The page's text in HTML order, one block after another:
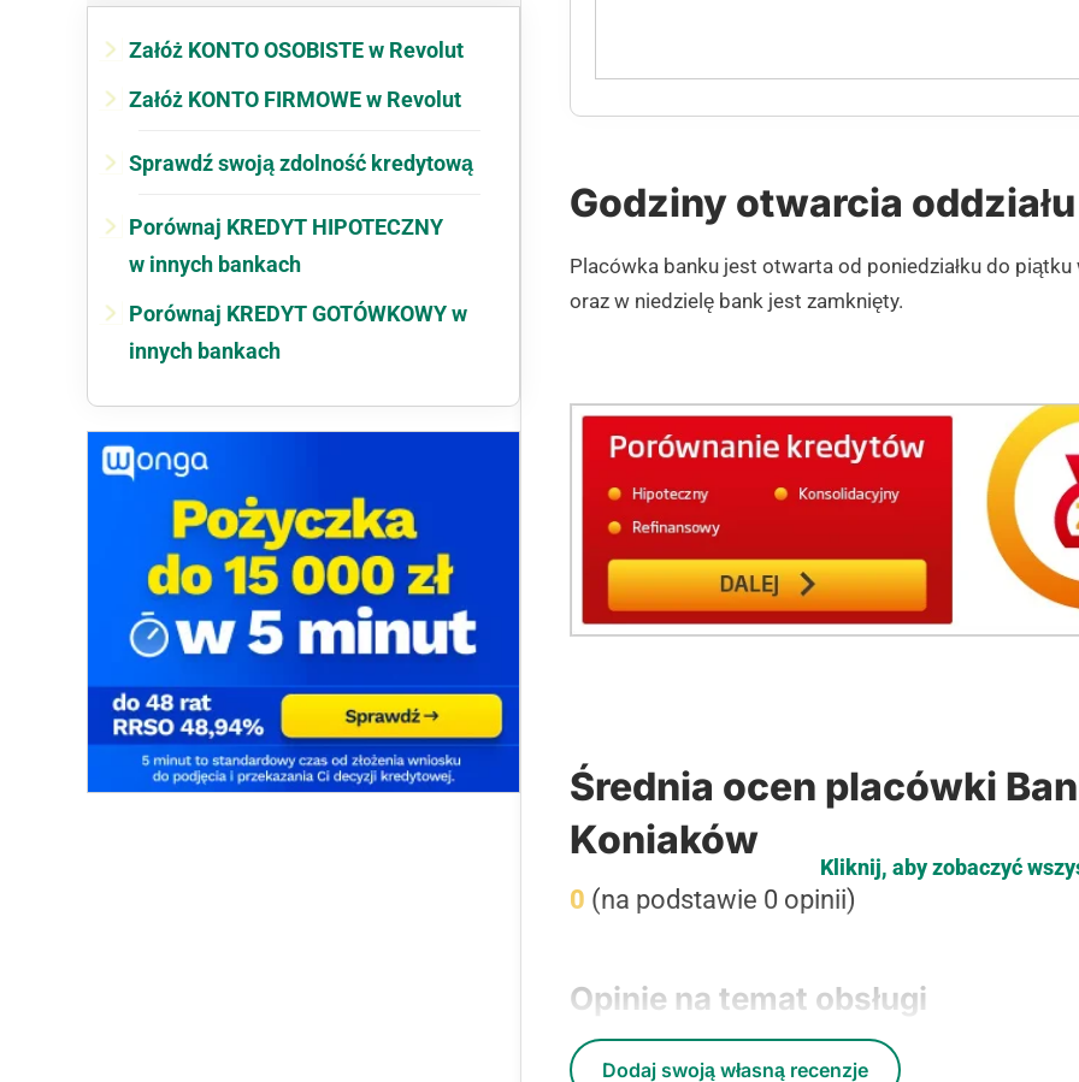
Załóż KONTO OSOBISTE w Revolut
Załóż KONTO FIRMOWE w Revolut
Sprawdź swoją zdolność kredytową
Porównaj KREDYT HIPOTECZNY
w innych bankach
Porównaj KREDYT GOTÓWKOWY w
innych bankach
Godziny otwarcia
Placówka banku jest otwarta od poniedziałku do
oraz w niedzielę bank jest zamknięty.
Średnia ocen placówki
Koniaków
0 (na podstawie 0 opinii)
Opinie na temat obsługi
Kliknij, aby zobaczyć
Dodaj swoją własną recenzje